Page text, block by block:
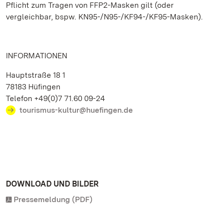
Pflicht zum Tragen von FFP2-Masken gilt (oder
vergleichbar, bspw. KN95-/N95-/KF94-/KF95-Masken).
INFORMATIONEN
Hauptstraße 18 1
78183 Hüfingen
Telefon +49(0)7 71.60 09-24
tourismus-kultur@huefingen.de
DOWNLOAD UND BILDER
Pressemeldung (PDF)